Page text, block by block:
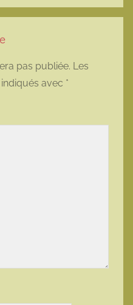
pas publiée. Les
avec *